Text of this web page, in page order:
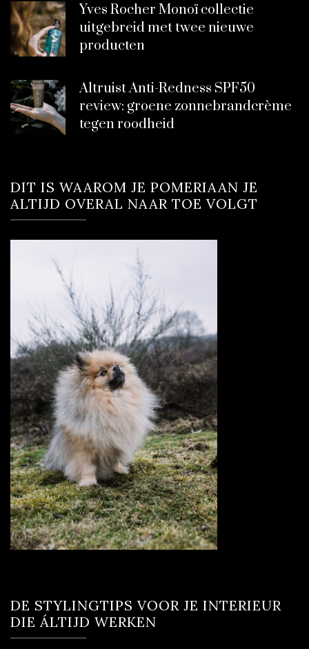
Yves Rocher Monoï collectie
uitgebreid met twee nieuwe
producten
Altruist Anti-Redness SPF50
review: groene zonnebrandcrème
tegen roodheid
DIT IS WAAROM JE POMERIAAN JE
ALTIJD OVERAL NAAR TOE VOLGT
DE STYLINGTIPS VOOR JE INTERIEUR
DIE ÁLTIJD WERKEN